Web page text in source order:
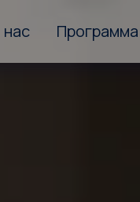
Программа